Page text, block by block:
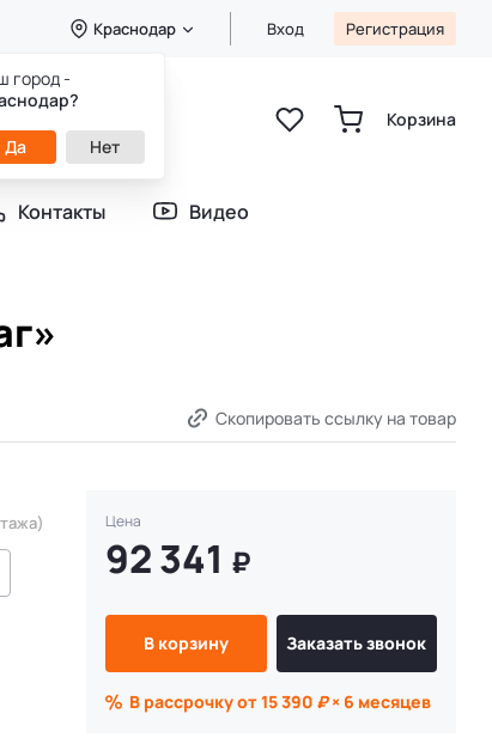
Краснодар
город -
Да Нет
Вход Регистрация
333-49-25
бесплатный
8:00-20:00
9:00-20:00
Корзина
Контакты Видео
Скопировать ссылку на товар
Цена
92 341 ₽
В корзину Заказать звонок
В рассрочку от 15 390 ₽× 6 месяцев